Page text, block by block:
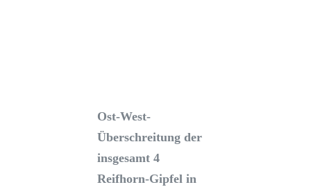
Ost-West-
Überschreitung der
insgesamt 4
Reifhorn-Gipfel in